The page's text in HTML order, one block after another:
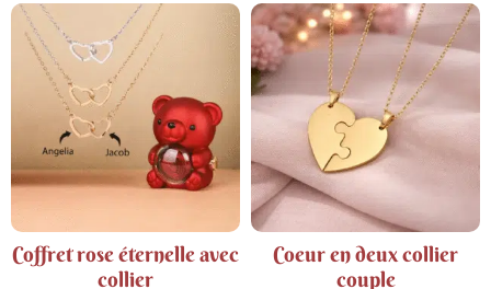
Coffret rose éternelle avec
collier
Coeur en deux collier
couple